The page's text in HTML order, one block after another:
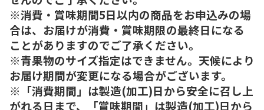
※消費・賞味期間5日以内の商品をお申込みの場
合は、お届けが消費・賞味期限の最終日になる
ことがありますのでご了承ください。
※青果物のサイズ指定はできません。天候により
お届け期間が変更になる場合がございます。
※「消費期間」は製造(加工)日から安全に召し上
がれる日まで、「賞味期間」は製造(加工)日から